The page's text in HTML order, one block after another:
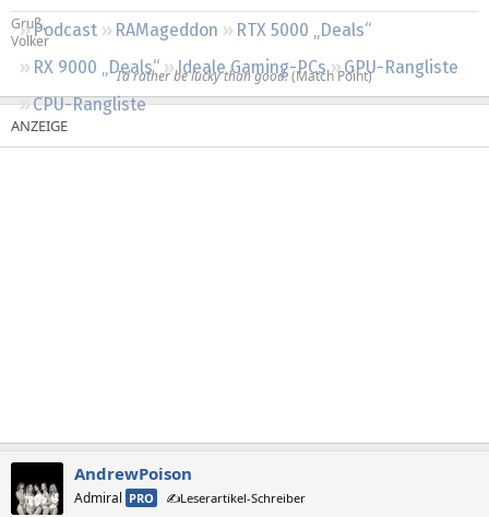
Podcast RAMageddon
RTX 5000 „Deals“
RX 9000 „Deals“
Ideale Gaming-PCs
GPU-Rangliste
CPU-Rangliste
Gruß,
Volker
I’d rather be lucky than good.(Match Point)​
AndrewPoison
Admiral PRO ✍️Leserartikel-Schreiber